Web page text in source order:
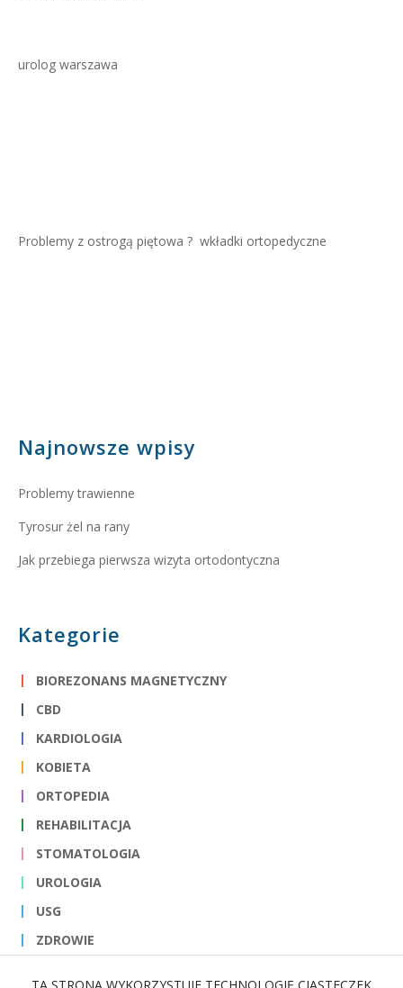
urolog warszawa
Problemy z ostrogą piętowa ? wkładki ortopedyczne
Najnowsze wpisy
Problemy trawienne
Tyrosur żel na rany
Jak przebiega pierwsza wizyta ortodontyczna
Kategorie
BIOREZONANS MAGNETYCZNY
CBD
KARDIOLOGIA
KOBIETA
ORTOPEDIA
REHABILITACJA
STOMATOLOGIA
UROLOGIA
USG
ZDROWIE